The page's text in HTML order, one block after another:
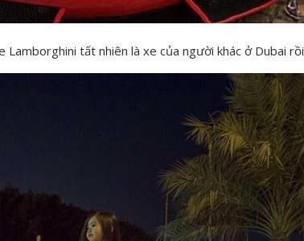
Lamborghini tất nhiên là xe của người khác ở Dubai rồi